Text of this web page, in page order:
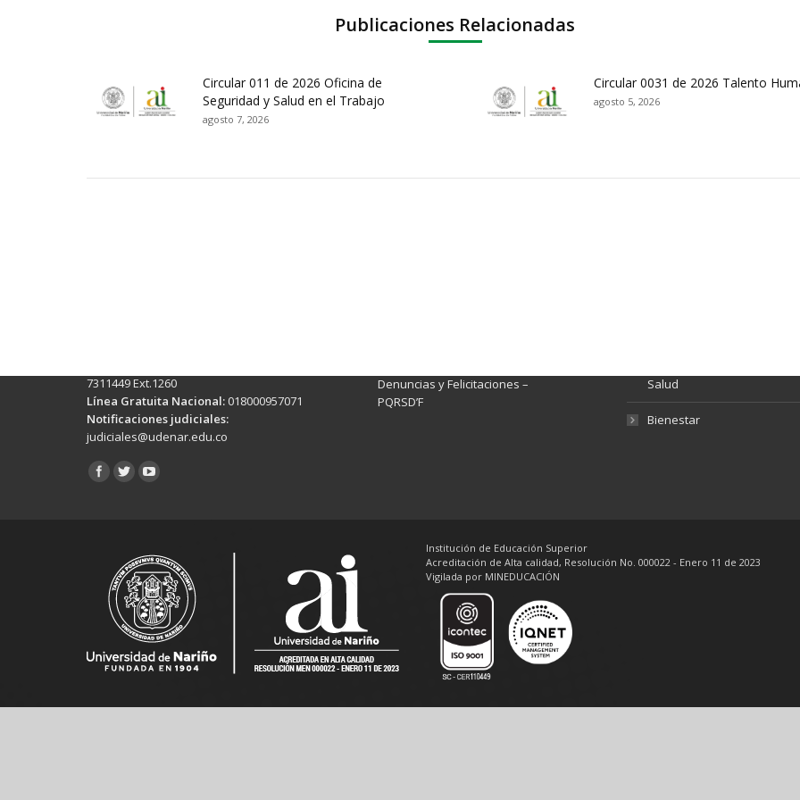
Publicaciones Relacionadas
Circular 011 de 2026 Oficina de
Seguridad y Salud en el Trabajo
agosto 7, 2026
Circular 0031 de 2026 Talento
agosto 5, 2026
7311449 Ext.1260
Línea Gratuita Nacional: 018000957071
Notificaciones judiciales:
judiciales@udenar.edu.co
Encuéntranos en:
Denuncias y Felicitaciones –
PQRSD’F
Salud
Bienestar
Institución de Educación Superior
Acreditación de Alta calidad, Resolución No. 000022 - Enero 11 de 2023
Vigilada por MINEDUCACIÓN